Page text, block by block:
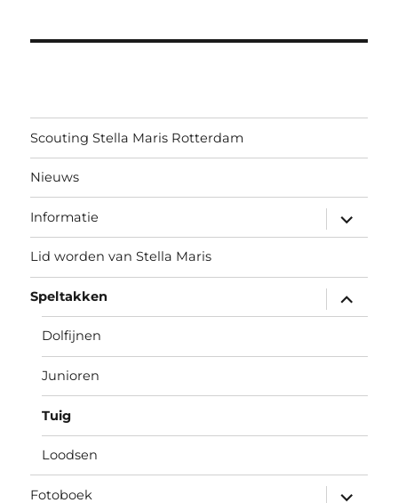
Scouting Stella Maris Rotterdam
Nieuws
Informatie
Lid worden van Stella Maris
Speltakken
Dolfijnen
Junioren
Tuig
Loodsen
Fotoboek